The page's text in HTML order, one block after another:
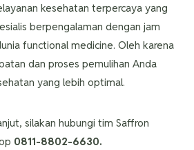
kesehatan terpercaya yang
berpengalaman dengan jam
functional medicine. Oleh karena
dan proses pemulihan Anda
yang lebih optimal.
silakan hubungi tim Saffron
0811-8802-6630.